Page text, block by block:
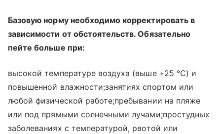
Базовую норму необходимо корректировать в
зависимости от обстоятельств. Обязательно
пейте больше при:
высокой температуре воздуха (выше +25 °C) и
повышенной влажности;занятиях спортом или
любой физической работе;пребывании на пляже
или под прямыми солнечными лучами;простудных
заболеваниях с температурой, рвотой или